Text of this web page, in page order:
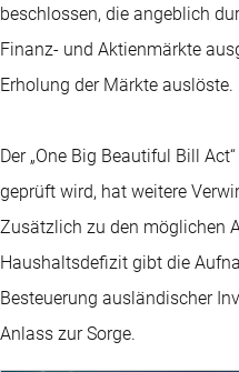
beschlossen, die angeblich
Finanz- und Aktienmärkte
Erholung der Märkte auslöste.
Der „One Big Beautiful Bill
geprüft wird, hat weitere
Zusätzlich zu den möglichen
Haushaltsdefizit gibt die
Besteuerung ausländischer
Anlass zur Sorge.